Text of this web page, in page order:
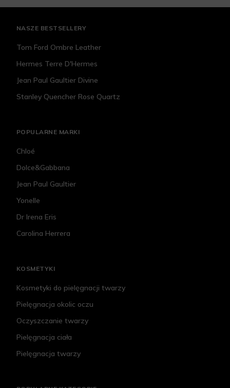
NASZE BESTSELLERY
Tom Ford Ombre Leather
Hermes Terre D'Hermes
Jean Paul Gaultier Divine
Stanley Quencher Rose Quartz
POPULARNE MARKI
Chloé
Dolce&Gabbana
Jean Paul Gaultier
Yonelle
Dr Irena Eris
Carolina Herrera
KOSMETYKI
Kosmetyki do pielęgnacji twarzy
Pielęgnacja okolic oczu
Oczyszczanie twarzy
Pielęgnacja ciała
Pielęgnacja twarzy